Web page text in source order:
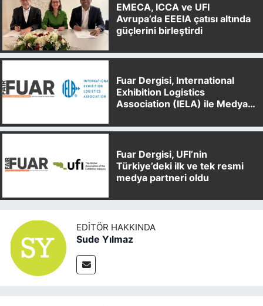
EMECA, ICCA ve UFI
Avrupa’da EEEIA çatısı altında
güçlerini birleştirdi
Fuar Dergisi, International
Exhibition Logistics
Association (IELA) ile Medya
Fuar Dergisi, UFI’nin
Türkiye’deki ilk ve tek resmi
medya partneri oldu
EDITÖR HAKKINDA
Sude Yılmaz